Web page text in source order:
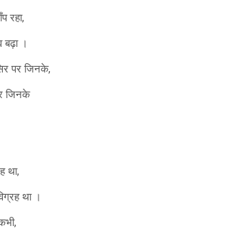
रहा,
बढ़ा ।
पर जिनके,
जिनके
था,
था ।